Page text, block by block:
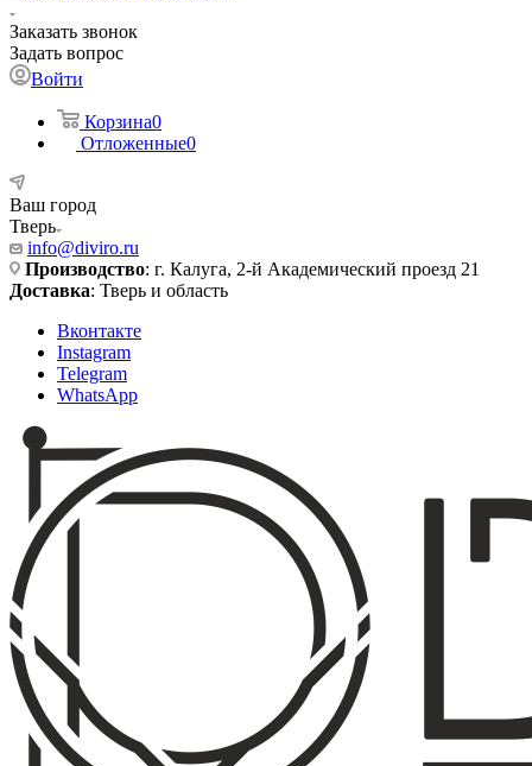
Заказать звонок
Задать вопрос
Войти
Корзина0
Отложенные0
Ваш город
Тверь
info@diviro.ru
Производство: г. Калуга, 2-й Академический проезд 21
Доставка: Тверь и область
Вконтакте
Instagram
Telegram
WhatsApp